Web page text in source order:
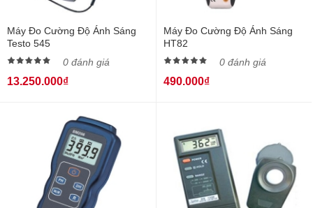
Máy Đo Cường Độ Ánh Sáng
Testo 545
0 đánh giá
13.250.000₫
Máy Đo Cường Độ Ánh Sáng
HT82
0 đánh giá
490.000₫